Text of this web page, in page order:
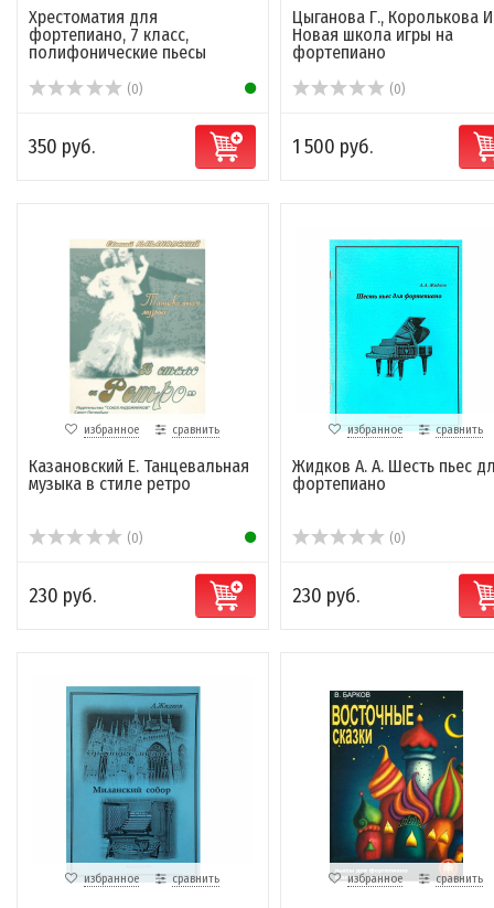
Хрестоматия для
фортепиано, 7 класс,
полифонические пьесы
(0)
350 руб.
Цыганова Г., Королькова
Новая школа игры на
фортепиано
(0)
1 500 руб.
избранное сравнить
Казановский Е. Танцевальная
музыка в стиле ретро
(0)
230 руб.
избранное сравнить
Жидков А. А. Шесть пьес
фортепиано
(0)
230 руб.
избранное сравнить избранное сравнить